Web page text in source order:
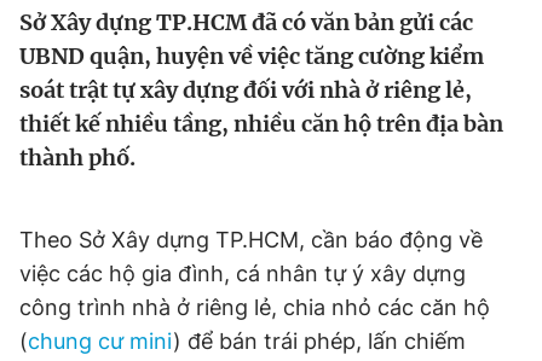
Video Magazine
Sản phẩm khác
Thông tin tòa soạn Liên hệ quảng cáo
Sở Xây dựng TP.HCM đã có văn bản gửi các
UBND quận, huyện về việc tăng cường kiểm
soát trật tự xây dựng đối với nhà ở riêng lẻ,
thiết kế nhiều tầng, nhiều căn hộ trên địa bàn
thành phố.
Theo Sở Xây dựng TP.HCM, cần báo động về
việc các hộ gia đình, cá nhân tự ý xây dựng
công trình nhà ở riêng lẻ, chia nhỏ các căn hộ
(chung cư mini) để bán trái phép, lấn chiếm